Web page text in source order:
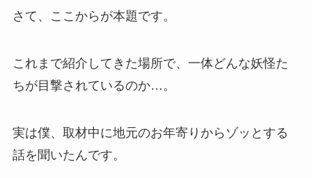
さて、ここからが本題です。
これまで紹介してきた場所で、一体どんな妖怪た
ちが目撃されているのか…。
実は僕、取材中に地元のお年寄りからゾッとする
話を聞いたんです。